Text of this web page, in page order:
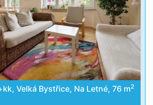
Velká Bystřice, Na Letné, 76 m2